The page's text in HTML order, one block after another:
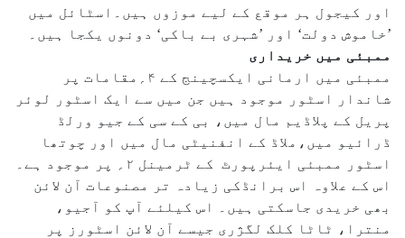
اور کیجول ہر موقع کے لیے موزوں ہیں۔اسٹائل میں
’خاموش دولت‘ اور ’شہری بے باکی‘ دونوں یکجا ہیں۔
ممبئی میں خریداری
ممبئی میں ارمانی ایکسچینج کے ۴؍مقامات پر
شاندار اسٹور موجود ہیں جن میں سے ایک اسٹور لوئر
پریل کے پلاڈیم مال میں، بی کے سی کے جیو ورلڈ
ڈرائیو میں،ملاڈ کے انفنیٹی مال میں اور چوتھا
اسٹور ممبئی ایئرپورٹ کے ٹرمینل ۲؍ پر موجود ہے۔
اس کے علاوہ اس برانڈکی زیادہ تر مصنوعات آن لائن
بھی خریدی جاسکتی ہیں۔ اس کیلئے آپ کو آجیو،
منترا، ٹاٹا کلک لگژری جیسے آن لائن اسٹورز پر